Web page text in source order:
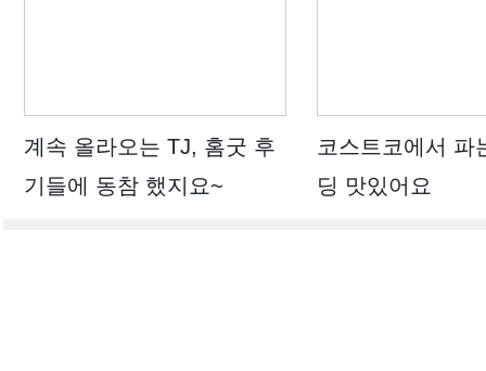
계속 올라오는 TJ, 홈굿 후
기들에 동참 했지요~
코스트코에서 파
딩 맛있어요